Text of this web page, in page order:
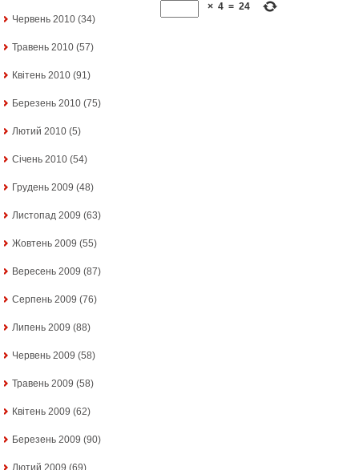
Червень 2010 (34)
Травень 2010 (57)
Квітень 2010 (91)
Березень 2010 (75)
Лютий 2010 (5)
Січень 2010 (54)
Грудень 2009 (48)
Листопад 2009 (63)
Жовтень 2009 (55)
Вересень 2009 (87)
Серпень 2009 (76)
Липень 2009 (88)
Червень 2009 (58)
Травень 2009 (58)
Квітень 2009 (62)
Березень 2009 (90)
× 4 = 24